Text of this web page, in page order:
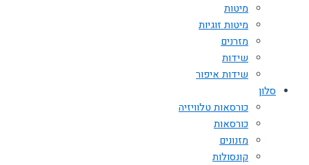
מיטות
מיטות זוגיות
מזרנים
שידות
שידות איפור
סלון
כורסאות טלוויזיה
כורסאות
מזנונים
קונסולות